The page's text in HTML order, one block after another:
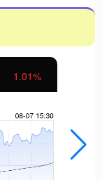
1.01%